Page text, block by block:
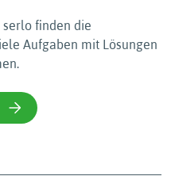
finden die
Aufgaben mit Lösungen